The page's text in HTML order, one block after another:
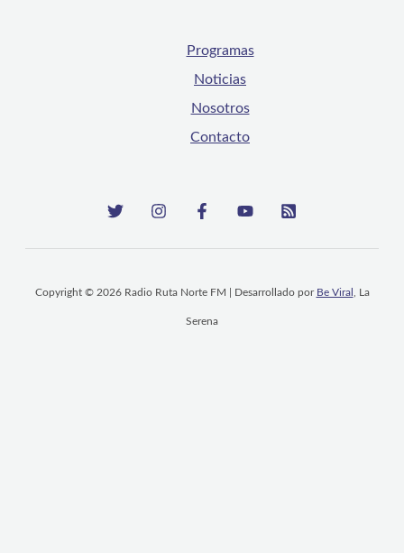
Programas
Noticias
Nosotros
Contacto
Copyright © 2026 Radio Ruta Norte FM | Desarrollado por Be Viral , La
Serena